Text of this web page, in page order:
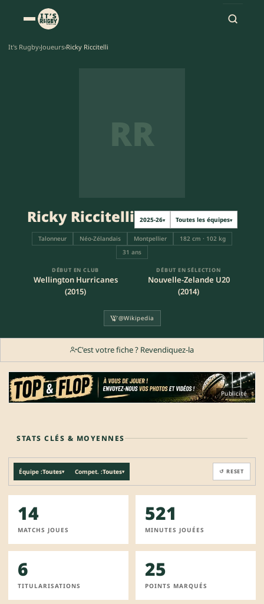
It's Rugby›Joueurs›Ricky Riccitelli
RR
Ricky Riccitelli 2025-26▾ Toutes les équipes▾
Talonneur Néo-Zélandais Montpellier
182 cm · 102 kg
31 ans
DÉBUT EN CLUB
Wellington Hurricanes
(2015)
DÉBUT EN SÉLECTION
Nouvelle-Zelande U20
(2014)
@Wikipedia
C'est votre fiche ? Revendiquez-la
Publicité
STATS CLÉS & MOYENNES
Équipe :Toutes▾ Compet. :Toutes▾ ↺ RESET
14
MATCHS JOUES
521
MINUTES JOUÉES
6
TITULARISATIONS
25
POINTS MARQUÉS